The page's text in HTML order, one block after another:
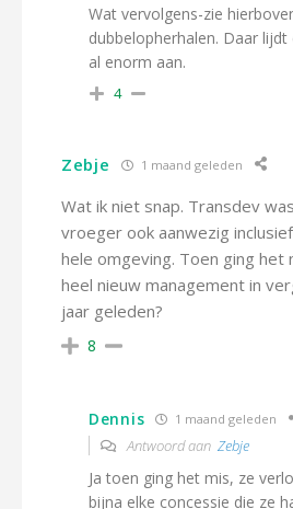
Wat vervolgens-zie
dubbelopherhalen. Daar
al enorm aan.
4
Zebje 1 maand geleden
Wat ik niet snap. Transdev
vroeger ook aanwezig
hele omgeving. Toen ging het
heel nieuw management in
jaar geleden?
8
Dennis 1 maand geleden
Antwoord aan Zebje
Ja toen ging het mis, ze
bijna elke concessie die ze